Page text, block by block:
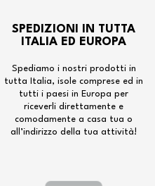
SPEDIZIONI IN TUTTA
ITALIA ED EUROPA
Spediamo i nostri prodotti in
tutta Italia, isole comprese ed in
tutti i paesi in Europa per
riceverli direttamente e
comodamente a casa tua o
all’indirizzo della tua attività!